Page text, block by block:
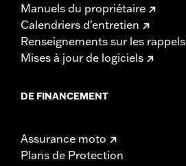
Manuels du propriétaire
Calendriers d'entretien
Renseignements sur les rappels
Mises à jour de logiciels
DE FINANCEMENT
Assurance moto
Plans de Protection